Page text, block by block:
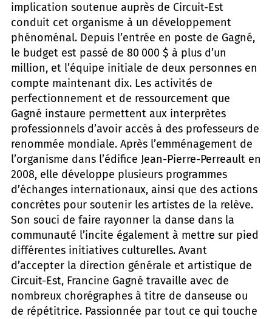
implication soutenue auprès de Circuit-Est
conduit cet organisme à un développement
phénoménal. Depuis l’entrée en poste de Gagné,
le budget est passé de 80 000 $ à plus d’un
million, et l’équipe initiale de deux personnes en
compte maintenant dix. Les activités de
perfectionnement et de ressourcement que
Gagné instaure permettent aux interprètes
professionnels d’avoir accès à des professeurs de
renommée mondiale. Après l’emménagement de
l’organisme dans l’édifice Jean-Pierre-Perreault en
2008, elle développe plusieurs programmes
d’échanges internationaux, ainsi que des actions
concrètes pour soutenir les artistes de la relève.
Son souci de faire rayonner la danse dans la
communauté l’incite également à mettre sur pied
différentes initiatives culturelles. Avant
d’accepter la direction générale et artistique de
Circuit-Est, Francine Gagné travaille avec de
nombreux chorégraphes à titre de danseuse ou
de répétitrice. Passionnée par tout ce qui touche